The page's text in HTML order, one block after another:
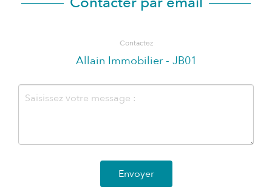
Contactez
Allain Immobilier - JB01
Envoyer